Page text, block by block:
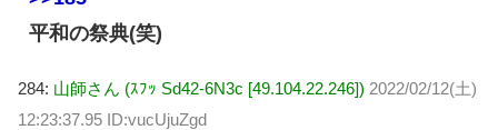
平和の祭典(笑)
284: 山師さん (ｽﾌｯ Sd42-6N3c [49.104.22.246]) 2022/02/12(土)
12:23:37.95 ID:vucUjuZgd